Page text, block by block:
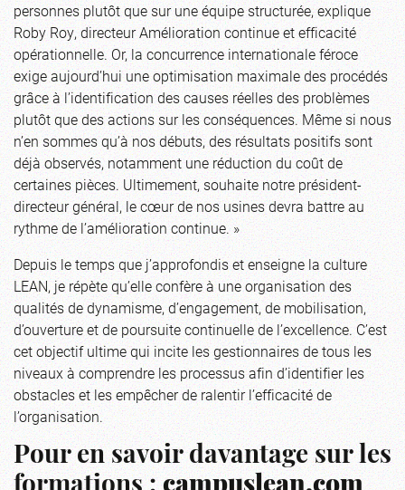
personnes plutôt que sur une équipe structurée, explique
Roby Roy, directeur Amélioration continue et efficacité
opérationnelle. Or, la concurrence internationale féroce
exige aujourd’hui une optimisation maximale des procédés
grâce à l’identification des causes réelles des problèmes
plutôt que des actions sur les conséquences. Même si nous
n’en sommes qu’à nos débuts, des résultats positifs sont
déjà observés, notamment une réduction du coût de
certaines pièces. Ultimement, souhaite notre président-
directeur général, le cœur de nos usines devra battre au
rythme de l’amélioration continue. »
Depuis le temps que j’approfondis et enseigne la culture
LEAN, je répète qu’elle confère à une organisation des
qualités de dynamisme, d’engagement, de mobilisation,
d’ouverture et de poursuite continuelle de l’excellence. C’est
cet objectif ultime qui incite les gestionnaires de tous les
niveaux à comprendre les processus afin d’identifier les
obstacles et les empêcher de ralentir l’efficacité de
l’organisation.
Pour en savoir davantage sur les